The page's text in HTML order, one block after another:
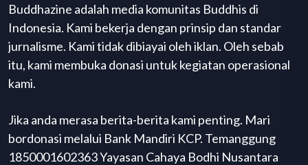
Buddhazine adalah media komunitas Buddhis di
Indonesia. Kami bekerja dengan prinsip dan standar
jurnalisme. Kami tidak dibiayai oleh iklan. Oleh sebab
itu, kami membuka donasi untuk kegiatan operasional
kami.
Jika anda merasa berita-berita kami penting. Mari
bordonasi melalui Bank Mandiri KCP. Temanggung
1850001602363 Yayasan Cahaya Bodhi Nusantara